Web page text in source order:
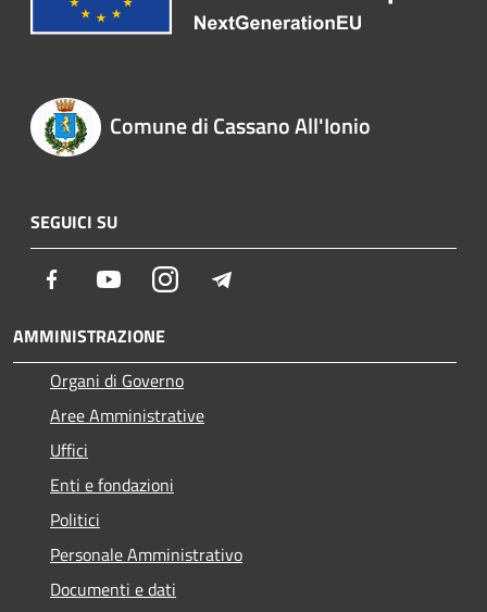
Comune di Cassano All'Ionio
SEGUICI SU
Facebook YoutubeInstagram
AMMINISTRAZIONE
Organi di Governo
Aree Amministrative
Uffici
Enti e fondazioni
Politici
Personale Amministrativo
Documenti e dati